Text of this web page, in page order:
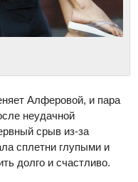
Алферовой, и пара
неудачной
срыв из-за
сплетни глупыми и
долго и счастливо.